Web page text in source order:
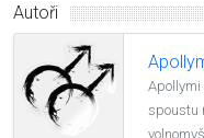
Autoři
spoustu